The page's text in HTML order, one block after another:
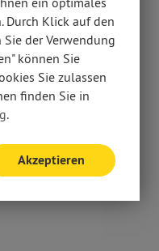
Durch Klick auf den
der Verwendung
können Sie
Sie zulassen
finden Sie in
.
Akzeptieren